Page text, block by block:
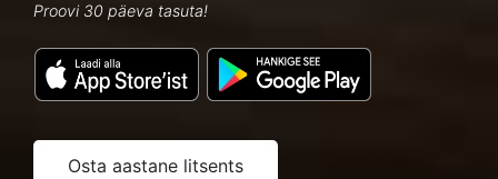
Proovi 30 päeva tasuta!
Osta aastane litsents